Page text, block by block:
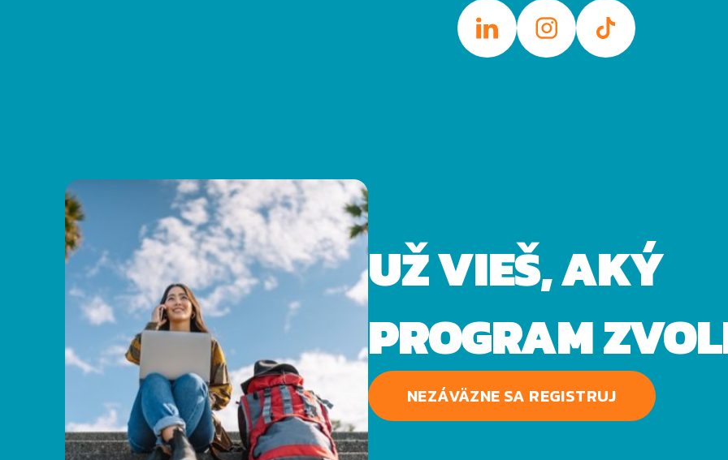
UŽ VIEŠ, AKÝ
PROGRAM
NEZÁVÄZNE SA REGISTRUJ